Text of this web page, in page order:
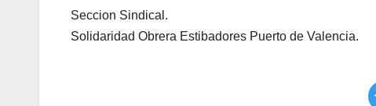
Seccion Sindical.
Solidaridad Obrera Estibadores Puerto de Valencia.